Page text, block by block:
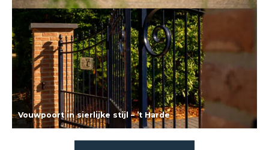
Lees meer
Vouwpoort in sierlijke stijl – ’t Harde